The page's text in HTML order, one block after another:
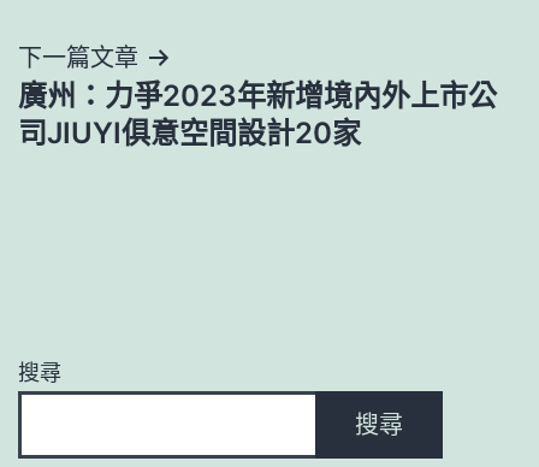
覽
下一篇文章
廣州：力爭2023年新增境內外上市公
司JIUYI俱意空間設計20家
搜尋
搜尋